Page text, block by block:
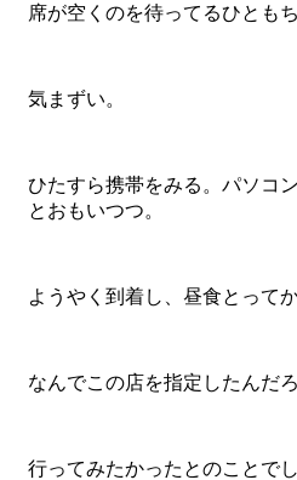
席が空くのを待ってるひとも
気まずい。
ひたすら携帯をみる。パソコ
とおもいつつ。
ようやく到着し、昼食とって
なんでこの店を指定したんだ
行ってみたかったとのことでし